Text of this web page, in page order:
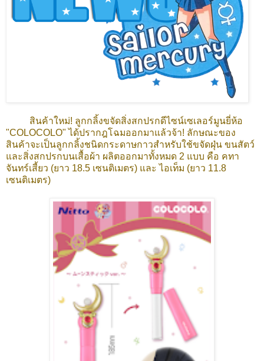
สินค้าใหม่! ลูกกลิ้งขจัดสิ่งสกปรกดีไซน์เซเลอร์มูนยี่ห้อ
"COLOCOLO" ได้ปรากฎโฉมออกมาแล้วจ้า! ลักษณะของ
สินค้าจะเป็นลูกกลิ้งชนิดกระดาษกาวสำหรับใช้ขจัดฝุ่น ขนสัตว์
และสิ่งสกปรกบนเสื้อผ้า ผลิตออกมาทั้งหมด 2 แบบ คือ คทา
จันทร์เสี้ยว (ยาว 18.5 เซนติเมตร) และ ไอเท็ม (ยาว 11.8
เซนติเมตร)